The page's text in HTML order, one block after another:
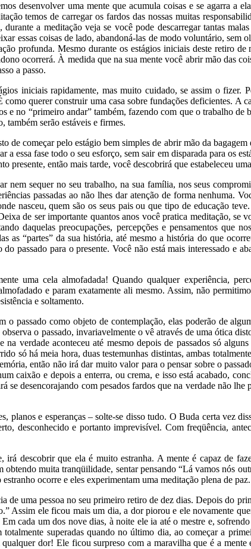
desenvolver uma mente que acumula coisas e se agarra a
temos de carregar os fardos das nossas muitas
durante a meditação veja se você pode descarregar tantas
essas coisas de lado, abandoná-las de modo voluntário, sem
profunda. Mesmo durante os estágios iniciais deste retiro
ocorrerá. À medida que na sua mente você abrir mão das
a passo.
iniciais rapidamente, mas muito cuidado, se assim o
querer construir uma casa sobre fundações deficientes. A
e no “primeiro andar” também, fazendo com que o trabalho
também serão estáveis e firmes.
de começar pelo estágio bem simples de abrir mão da
a essa fase todo o seu esforço, sem sair em disparada para os
presente, então mais tarde, você descobrirá que estabeleceu
nem sequer no seu trabalho, na sua família, nos seus
passadas ao não lhes dar atenção de forma nenhuma.
nasceu, quem são os seus pais ou que tipo de educação
de ser importante quantos anos você pratica meditação, se
daquelas preocupações, percepções e pensamentos que
as “partes” da sua história, até mesmo a história do que
passado para o presente. Você não está mais interessado e
uma cela almofadada! Quando qualquer experiência,
e param exatamente ali mesmo. Assim, não
e soltamento.
o passado como objeto de contemplação, elas poderão de
o passado, invariavelmente o vê através de uma ótica
na verdade aconteceu até mesmo depois de passados só
só há meia hora, duas testemunhas distintas, ambas
então não irá dar muito valor para o pensar sobre o
caixão e depois a enterra, ou crema, e isso está acabado,
se desencorajando com pesados fardos que na verdade não
planos e esperanças – solte-se disso tudo. O Buda certa vez
desconhecido e portanto imprevisível. Com freqüência,
irá descobrir que ela é muito estranha. A mente é capaz de
obtendo muita tranqüilidade, sentar pensando “Lá vamos nós
ocorre e eles experimentam uma meditação plena de paz.
de uma pessoa no seu primeiro retiro de dez dias. Depois do
Assim ele ficou mais um dia, a dor piorou e ele novamente
cada um dos nove dias, à noite ele ia até o mestre e,
totalmente superadas quando no último dia, ao começar a
dor! Ele ficou surpreso com a maravilha que é a